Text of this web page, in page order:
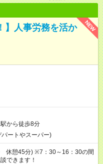
NEW
】人事労務を活か
から徒歩8分
ートやスーパー)
休憩45分) ※7：30～16：30の間
できます！